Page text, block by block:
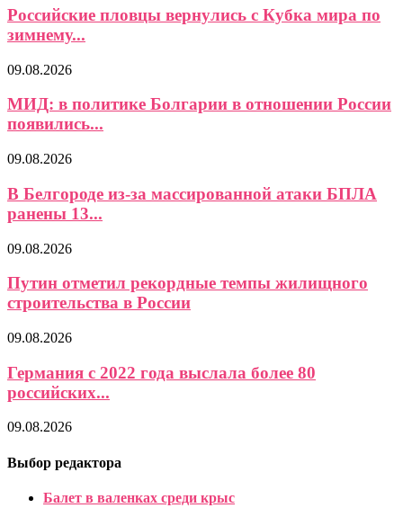
Российские пловцы вернулись с Кубка мира по
зимнему...
09.08.2026
МИД: в политике Болгарии в отношении России
появились...
09.08.2026
В Белгороде из-за массированной атаки БПЛА
ранены 13...
09.08.2026
Путин отметил рекордные темпы жилищного
строительства в России
09.08.2026
Германия с 2022 года выслала более 80
российских...
09.08.2026
Выбор редактора
Балет в валенках среди крыс